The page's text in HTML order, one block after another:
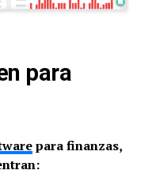
para
para finanzas,